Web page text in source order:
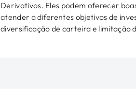
Derivativos. Eles podem oferecer
atender a diferentes objetivos de
diversificação de carteira e limitação